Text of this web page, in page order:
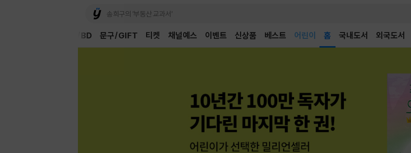
채널예스 이벤트 신상품 베스트 어린이 홈 국내도서 외국도서
DVD/BD 문구/GIFT 티켓